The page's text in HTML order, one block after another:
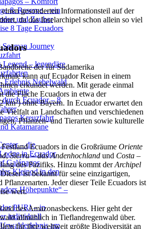
& Reserve – ein
und Zauber
8 Tage Ecuadors
Journey
– legendäre
Erlebnis Nebelwald
durch Ecuador – 8
Kreuzfahrt
Katamarane
– die
in Ecuador
Galápagos
Kleinod in den
Höhepunkte“ –
PUR! – in
individuell
am
gesonderten Informationsteil auf der
da das Inselarchipel schon allein so viel
der für Südamerika
kann auf Ecuador Reisen in einem
erkundet werden. Mit gerade einmal
die Fläche Ecuadors in etwa der
km²) ohne Bayern. In Ecuador erwartet den
Vielfalt an Landschaften und verschiedenen
Pflanzen- und Tierarten sowie kulturelle
Ecuadors in die Großräume Oriente
,Sierra – das Andenhochland und Costa –
des Pazifiks. Hinzu kommt derArchipel
ist bekannt für seine einzigartigen,
Pflanzenarten. Jeder dieser Teile Ecuadors ist
wert.
des Amazonasbeckens. Hier geht der
allmählich in Tieflandregenwald über.
für ihre weltweit größte Biodiversität an